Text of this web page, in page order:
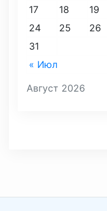
Август 2026
« Июл
17
18 19
24
25 26
31